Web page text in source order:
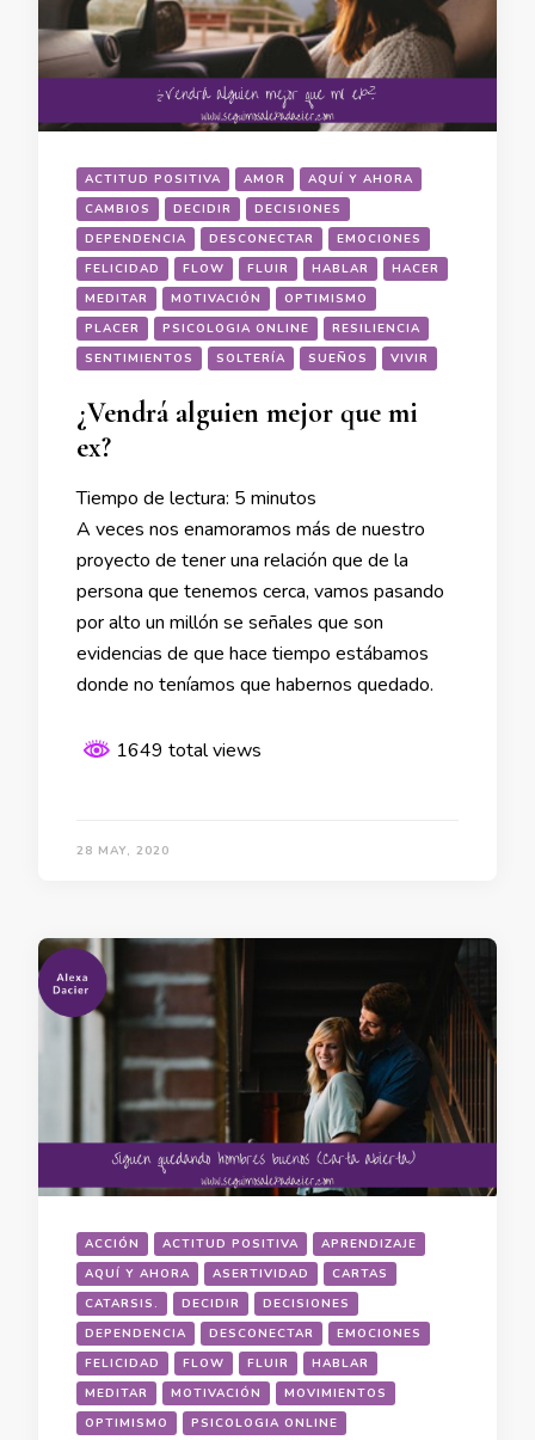
ACTITUD POSITIVA AMOR
AQUÍ Y AHORA
CAMBIOS
DECIDIR
DECISIONES
DEPENDENCIA
DESCONECTAR
EMOCIONES
FELICIDAD
FLOW FLUIR HABLAR
HACER
MEDITAR
MOTIVACIÓN
OPTIMISMO
PLACER
PSICOLOGIA ONLINE
RESILIENCIA
SENTIMIENTOS
SOLTERÍA SUEÑOS VIVIR
¿Vendrá alguien mejor que mi
ex?
Tiempo de lectura: 5 minutos
A veces nos enamoramos más de nuestro
proyecto de tener una relación que de la
persona que tenemos cerca, vamos pasando
por alto un millón se señales que son
evidencias de que hace tiempo estábamos
donde no teníamos que habernos quedado.
1649 total views
28 MAY, 2020
ACCIÓN ACTITUD POSITIVA
APRENDIZAJE
AQUÍ Y AHORA
ASERTIVIDAD
CARTAS
CATARSIS.
DECIDIR
DECISIONES
DEPENDENCIA
DESCONECTAR
EMOCIONES
FELICIDAD
FLOW FLUIR
HABLAR
MEDITAR
MOTIVACIÓN
MOVIMIENTOS
OPTIMISMO
PSICOLOGIA ONLINE